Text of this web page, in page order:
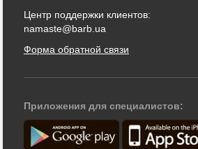
Центр поддержки клиентов:
namaste@barb.ua
Форма обратной связи
Приложения для специалистов: